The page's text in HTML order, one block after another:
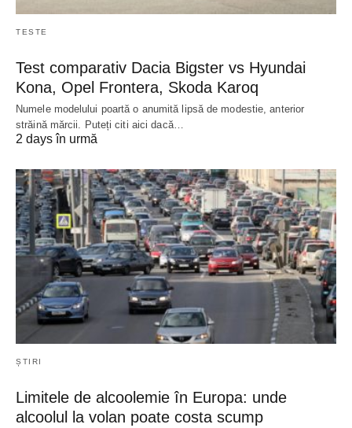
TESTE
Test comparativ Dacia Bigster vs Hyundai
Kona, Opel Frontera, Skoda Karoq
Numele modelului poartă o anumită lipsă de modestie, anterior
străină mărcii. Puteți citi aici dacă…
2 days în urmă
ȘTIRI
Limitele de alcoolemie în Europa: unde
alcoolul la volan poate costa scump